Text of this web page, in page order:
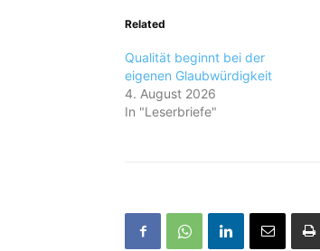
Related
Qualität beginnt bei der
eigenen Glaubwürdigkeit
4. August 2026
In "Leserbriefe"